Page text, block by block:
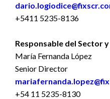
+5411 5235-8136
Responsable del Sector
María Fernanda López
Senior Director
+54 11 5235-8130